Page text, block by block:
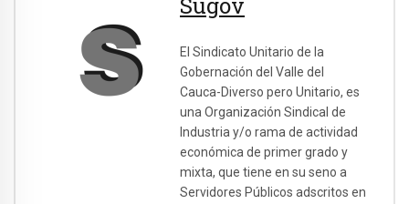
El Sindicato Unitario de la
Gobernación del Valle del
Cauca-Diverso pero Unitario, es
una Organización Sindical de
Industria y/o rama de actividad
económica de primer grado y
mixta, que tiene en su seno a
Servidores Públicos adscritos en